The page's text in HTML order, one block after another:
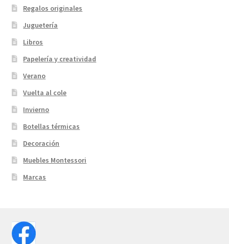
Regalos originales
Juguetería
Libros
Papelería y creatividad
Verano
Vuelta al cole
Invierno
Botellas térmicas
Decoración
Muebles Montessori
Marcas